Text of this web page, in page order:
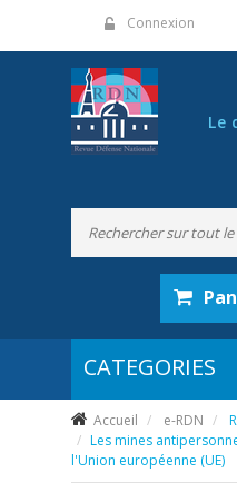
Connexion
Le
Accueil e-RDN
Les mines
l'Union européenne (UE)